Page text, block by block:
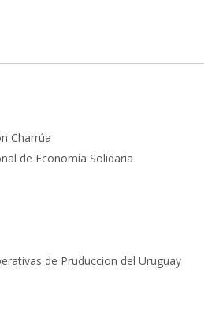
Charrúa
de Economía Solidaria
de Pruduccion del Uruguay